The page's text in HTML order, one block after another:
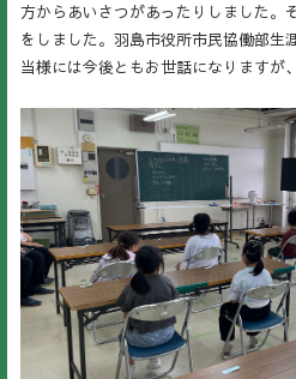
方からあいさつがあったりしました。
をしました。羽島市役所市民協働部生
当様には今後ともお世話になりますが